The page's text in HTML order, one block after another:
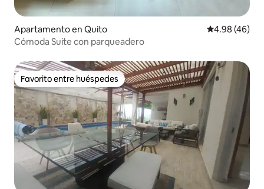
Apartamento en Quito Calificación
4.98 (46)
Cómoda Suite con parqueadero
Favorito entre huéspedes
Favorito entre huéspedes